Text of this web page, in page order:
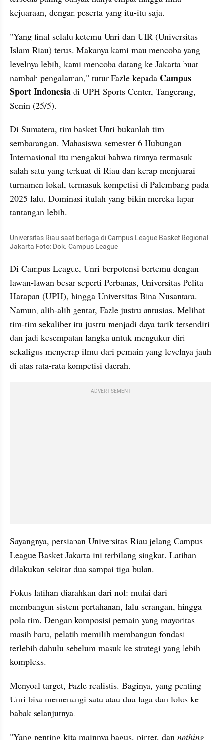
kejuaraan, dengan peserta yang itu-itu saja.
"Yang final selalu ketemu Unri dan UIR (Universitas
Islam Riau) terus. Makanya kami mau mencoba yang
levelnya lebih, kami mencoba datang ke Jakarta buat
nambah pengalaman," tutur Fazle kepada Campus
Sport Indonesia di UPH Sports Center, Tangerang,
Senin (25/5).
Di Sumatera, tim basket Unri bukanlah tim
sembarangan. Mahasiswa semester 6 Hubungan
Internasional itu mengakui bahwa timnya termasuk
salah satu yang terkuat di Riau dan kerap menjuarai
turnamen lokal, termasuk kompetisi di Palembang pada
2025 lalu. Dominasi itulah yang bikin mereka lapar
tantangan lebih.
Universitas Riau saat berlaga di Campus League Basket Regional
Jakarta Foto: Dok. Campus League
Di Campus League, Unri berpotensi bertemu dengan
lawan-lawan besar seperti Perbanas, Universitas Pelita
Harapan (UPH), hingga Universitas Bina Nusantara.
Namun, alih-alih gentar, Fazle justru antusias. Melihat
tim-tim sekaliber itu justru menjadi daya tarik tersendiri
dan jadi kesempatan langka untuk mengukur diri
sekaligus menyerap ilmu dari pemain yang levelnya jauh
di atas rata-rata kompetisi daerah.
ADVERTISEMENT
Sayangnya, persiapan Universitas Riau jelang Campus
League Basket Jakarta ini terbilang singkat. Latihan
dilakukan sekitar dua sampai tiga bulan.
Fokus latihan diarahkan dari nol: mulai dari
membangun sistem pertahanan, lalu serangan, hingga
pola tim. Dengan komposisi pemain yang mayoritas
masih baru, pelatih memilih membangun fondasi
terlebih dahulu sebelum masuk ke strategi yang lebih
kompleks.
Menyoal target, Fazle realistis. Baginya, yang penting
Unri bisa memenangi satu atau dua laga dan lolos ke
babak selanjutnya.
"Yang penting kita mainnya bagus, pinter, dan nothing